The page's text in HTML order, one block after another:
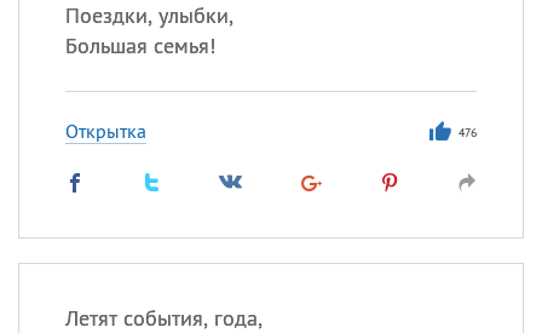
Поездки, улыбки,
Большая семья!
Открытка 476
Летят события, года,